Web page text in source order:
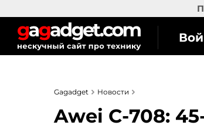
Gagadget Новости
Awei C-708: